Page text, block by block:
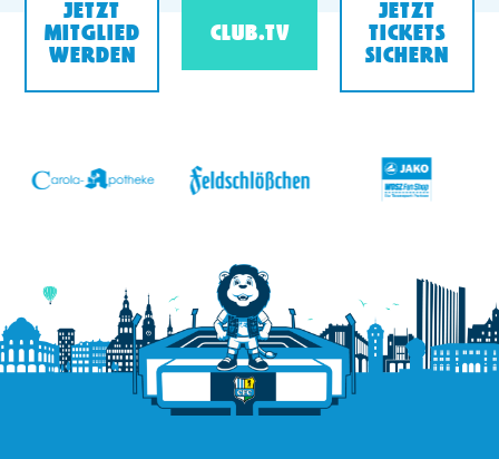
JETZT
MITGLIED
WERDEN
CLUB.TV
JETZT
TICKETS
SICHERN